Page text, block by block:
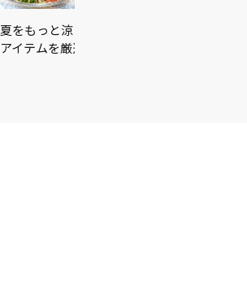
夏をもっと涼しく、もっと快適に！暑さ対
アイテムを厳選しました♪＼…